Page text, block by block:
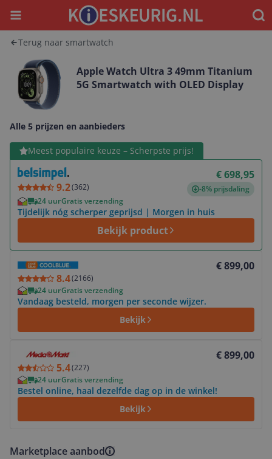
Menu
Terug naar smartwatch
Apple Watch Ultra 3 49mm Titanium
5G Smartwatch with OLED Display
Alle 5 prijzen en aanbieders
Meest populaire keuze – Scherpste prijs!
9.2(362)
€ 698,95
-8% prijsdaling
24 uurGratis verzending
Tijdelijk nóg scherper geprijsd | Morgen in huis
Bekijk product
Bekijk product
8.4(2166)
€ 899,00
24 uurGratis verzending
Vandaag besteld, morgen per seconde wijzer.
Bekijk
5.4(227)
€ 899,00
24 uurGratis verzending
Bestel online, haal dezelfde dag op in de winkel!
Bekijk
Marketplace aanbod